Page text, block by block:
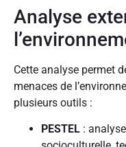
Analyse
Cette analyse permet
menaces de
plusieurs outils :
PESTEL :